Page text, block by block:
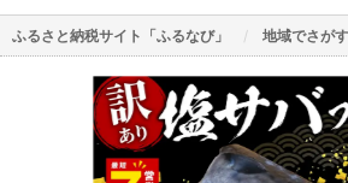
ふるさと納税サイト「ふるなび」 地域でさがす